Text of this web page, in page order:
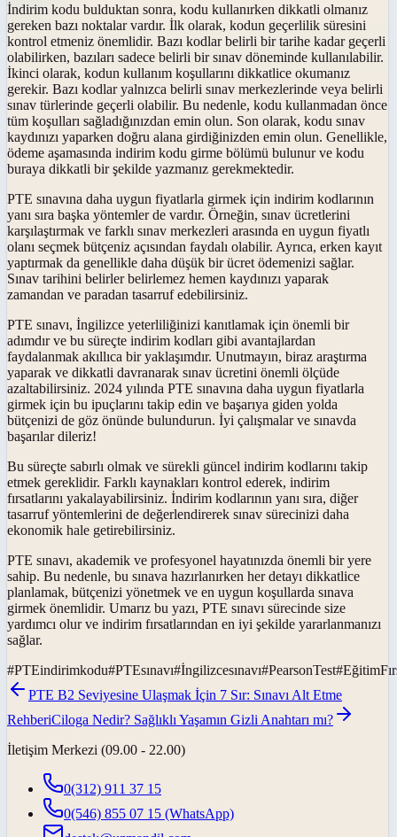
İndirim kodu bulduktan sonra, kodu kullanırken dikkatli olmanız
gereken bazı noktalar vardır. İlk olarak, kodun geçerlilik süresini
kontrol etmeniz önemlidir. Bazı kodlar belirli bir tarihe kadar geçerli
olabilirken, bazıları sadece belirli bir sınav döneminde kullanılabilir.
İkinci olarak, kodun kullanım koşullarını dikkatlice okumanız
gerekir. Bazı kodlar yalnızca belirli sınav merkezlerinde veya belirli
sınav türlerinde geçerli olabilir. Bu nedenle, kodu kullanmadan önce
tüm koşulları sağladığınızdan emin olun. Son olarak, kodu sınav
kaydınızı yaparken doğru alana girdiğinizden emin olun. Genellikle,
ödeme aşamasında indirim kodu girme bölümü bulunur ve kodu
buraya dikkatli bir şekilde yazmanız gerekmektedir.
PTE sınavına daha uygun fiyatlarla girmek için indirim kodlarının
yanı sıra başka yöntemler de vardır. Örneğin, sınav ücretlerini
karşılaştırmak ve farklı sınav merkezleri arasında en uygun fiyatlı
olanı seçmek bütçeniz açısından faydalı olabilir. Ayrıca, erken kayıt
yaptırmak da genellikle daha düşük bir ücret ödemenizi sağlar.
Sınav tarihini belirler belirlemez hemen kaydınızı yaparak
zamandan ve paradan tasarruf edebilirsiniz.
PTE sınavı, İngilizce yeterliliğinizi kanıtlamak için önemli bir
adımdır ve bu süreçte indirim kodları gibi avantajlardan
faydalanmak akıllıca bir yaklaşımdır. Unutmayın, biraz araştırma
yaparak ve dikkatli davranarak sınav ücretini önemli ölçüde
azaltabilirsiniz. 2024 yılında PTE sınavına daha uygun fiyatlarla
girmek için bu ipuçlarını takip edin ve başarıya giden yolda
bütçenizi de göz önünde bulundurun. İyi çalışmalar ve sınavda
başarılar dileriz!
Bu süreçte sabırlı olmak ve sürekli güncel indirim kodlarını takip
etmek gereklidir. Farklı kaynakları kontrol ederek, indirim
fırsatlarını yakalayabilirsiniz. İndirim kodlarının yanı sıra, diğer
tasarruf yöntemlerini de değerlendirerek sınav sürecinizi daha
ekonomik hale getirebilirsiniz.
PTE sınavı, akademik ve profesyonel hayatınızda önemli bir yere
sahip. Bu nedenle, bu sınava hazırlanırken her detayı dikkatlice
planlamak, bütçenizi yönetmek ve en uygun koşullarda sınava
girmek önemlidir. Umarız bu yazı, PTE sınavı sürecinde size
yardımcı olur ve indirim fırsatlarından en iyi şekilde yararlanmanızı
sağlar.
#PTEindirimkodu#PTEsınavı#İngilizcesınavı#PearsonTest#
PTE B2 Seviyesine Ulaşmak İçin 7 Sır: Sınavı Alt Etme
RehberiCiloga Nedir? Sağlıklı Yaşamın Gizli Anahtarı mı?
İletişim Merkezi (09.00 - 22.00)
0(312) 911 37 15
0(546) 855 07 15 (WhatsApp)